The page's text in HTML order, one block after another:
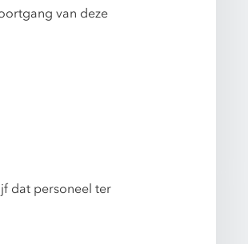
van deze
dat personeel ter